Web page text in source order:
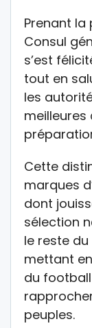
Prenant
Consul
s’est
tout en
les
meilleures
Cette
marques
dont
sélection
le reste
mettant
du
peuples.